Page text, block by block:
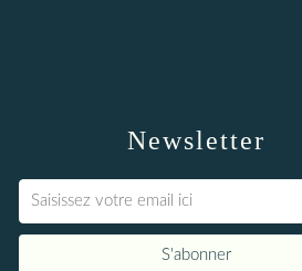
Newsletter